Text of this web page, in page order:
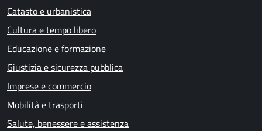
Catasto e urbanistica
Cultura e tempo libero
Educazione e formazione
Giustizia e sicurezza pubblica
Imprese e commercio
Mobilità e trasporti
Salute, benessere e assistenza